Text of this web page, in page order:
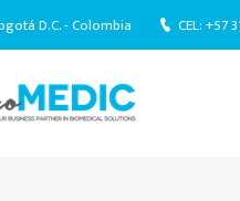
D.C. - Colombia CEL: +57